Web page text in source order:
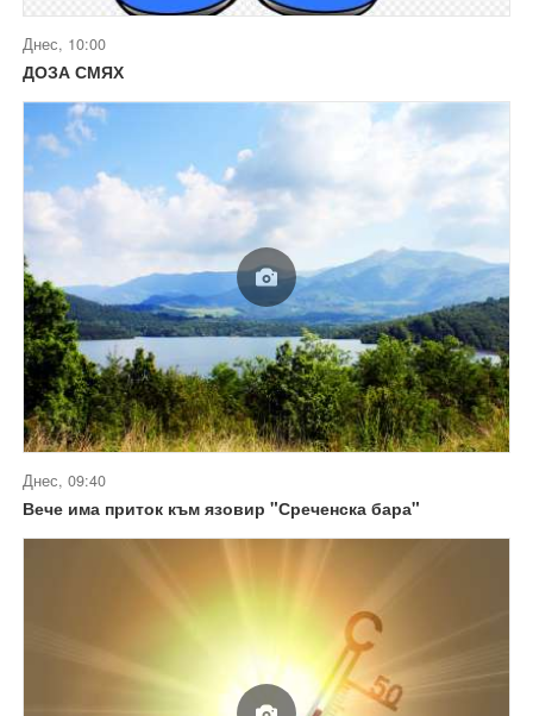
Днес, 10:00
ДОЗА СМЯХ
Днес, 09:40
Вече има приток към язовир "Среченска бара"